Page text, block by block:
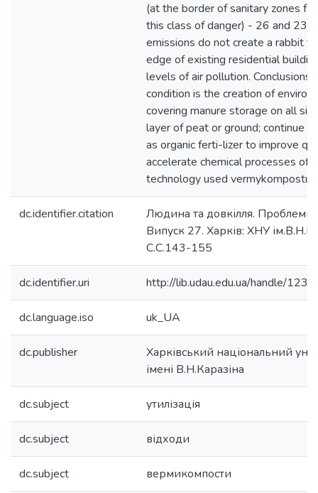
(at the border of sanitary zones
this class of danger) - 26 and 23
emissions do not create a rabbit
edge of existing residential
levels of air pollution. Conclusions.
condition is the creation of
covering manure storage on all
layer of peat or ground; continue
as organic ferti-lizer to improve
accelerate chemical processes of
technology used vermykompostu-
dc.identifier.citation
Людина та довкілля. Проблеми
Випуск 27. Харків: ХНУ
С.С.143-155
dc.identifier.uri http://lib.udau.edu.ua/handle/
dc.language.iso uk_UA
dc.publisher
Харківський національний
імені В.Н.Каразіна
dc.subject утилізація
dc.subject відходи
dc.subject вермикомпости